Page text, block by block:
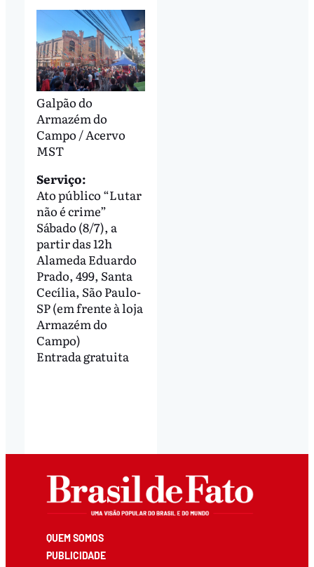
Galpão do
Armazém do
Campo / Acervo
MST
Serviço:
Ato público “Lutar
não é crime”
Sábado (8/7), a
partir das 12h
Alameda Eduardo
Prado, 499, Santa
Cecília, São Paulo-
SP (em frente à loja
Armazém do
Campo)
Entrada gratuita
QUEM SOMOS
PUBLICIDADE